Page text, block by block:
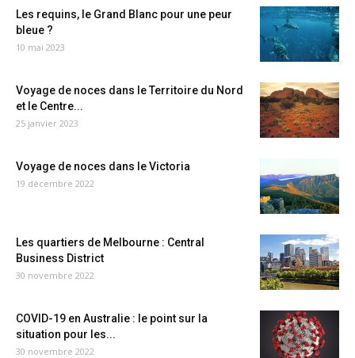
Les requins, le Grand Blanc pour une peur
bleue ?
10 mai 2023
Voyage de noces dans le Territoire du Nord
et le Centre...
25 janvier 2023
Voyage de noces dans le Victoria
19 décembre 2022
Les quartiers de Melbourne : Central
Business District
30 novembre 2022
COVID-19 en Australie : le point sur la
situation pour les...
30 novembre 2022